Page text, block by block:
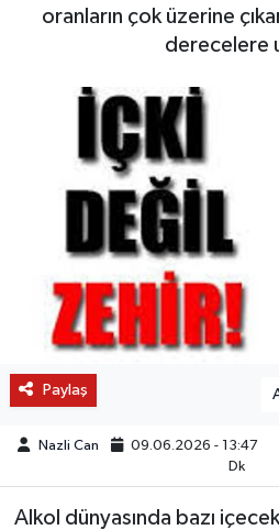
oranların çok üzerine
derecelere
Paylaş
Nazli Can 09.06.2026 - 13:47
Dk
Alkol dünyasında bazı